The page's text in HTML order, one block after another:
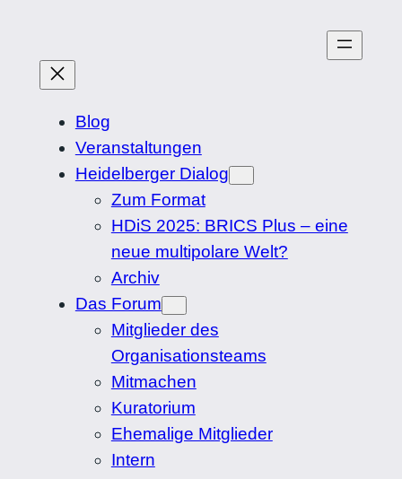
springen
Blog
Veranstaltungen
Heidelberger Dialog
Zum Format
HDiS 2025: BRICS Plus – eine
neue multipolare Welt?
Archiv
Das Forum
Mitglieder des
Organisationsteams
Mitmachen
Kuratorium
Ehemalige Mitglieder
Intern